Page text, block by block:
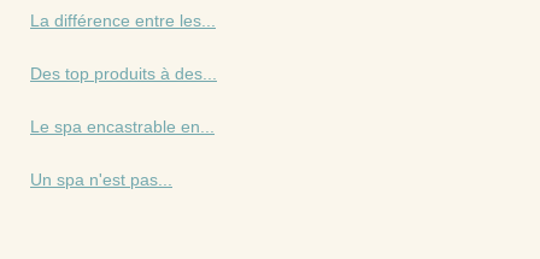
La différence entre les...
Des top produits à des...
Le spa encastrable en...
Un spa n'est pas...